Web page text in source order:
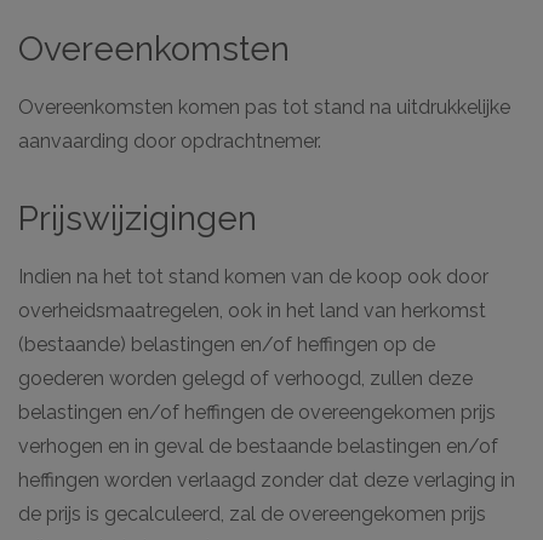
Overeenkomsten
Overeenkomsten komen pas tot stand na uitdrukkelijke
aanvaarding door opdrachtnemer.
Prijswijzigingen
Indien na het tot stand komen van de koop ook door
overheidsmaatregelen, ook in het land van herkomst
(bestaande) belastingen en/of heffingen op de
goederen worden gelegd of verhoogd, zullen deze
belastingen en/of heffingen de overeengekomen prijs
verhogen en in geval de bestaande belastingen en/of
heffingen worden verlaagd zonder dat deze verlaging in
de prijs is gecalculeerd, zal de overeengekomen prijs